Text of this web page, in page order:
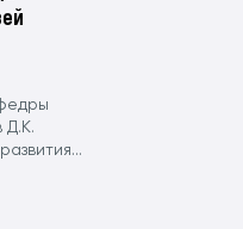
Д.К.